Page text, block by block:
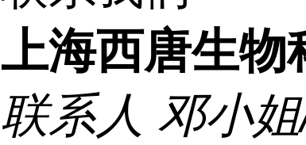
上海西唐生物
联系人 邓小